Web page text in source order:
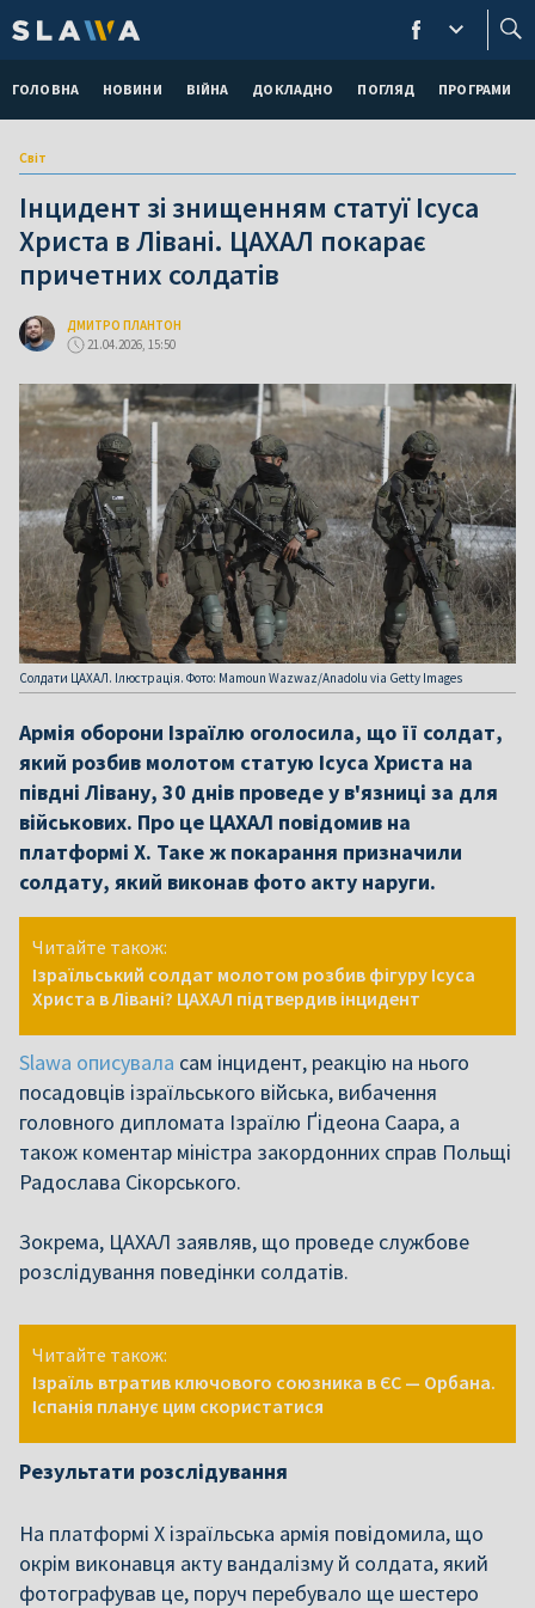
ГОЛОВНА НОВИНИ ВІЙНА ДОКЛАДНО ПОГЛЯД ПРОГРАМИ
Світ
Інцидент зі знищенням статуї Ісуса
Христа в Лівані. ЦАХАЛ покарає
причетних солдатів
ДМИТРО ПЛАНТОН
21.04.2026, 15:50
Солдати ЦАХАЛ. Ілюстрація. Фото: Mamoun Wazwaz/Anadolu via Getty Images
Армія оборони Ізраїлю оголосила, що її солдат,
який розбив молотом статую Ісуса Христа на
півдні Лівану, 30 днів проведе у в'язниці за для
військових. Про це ЦАХАЛ повідомив на
платформі Х. Таке ж покарання призначили
солдату, який виконав фото акту наруги.
Читайте також:
Ізраїльський солдат молотом розбив фігуру Ісуса
Христа в Лівані? ЦАХАЛ підтвердив інцидент
Slawa описувала сам інцидент, реакцію на нього
посадовців ізраїльського війська, вибачення
головного дипломата Ізраїлю Ґідеона Саара, а
також коментар міністра закордонних справ Польщі
Радослава Сікорського.
Зокрема, ЦАХАЛ заявляв, що проведе службове
розслідування поведінки солдатів.
Читайте також:
Ізраїль втратив ключового союзника в ЄС — Орбана.
Іспанія планує цим скористатися
Результати розслідування
На платформі Х ізраїльська армія повідомила, що
окрім виконавця акту вандалізму й солдата, який
фотографував це, поруч перебувало ще шестеро